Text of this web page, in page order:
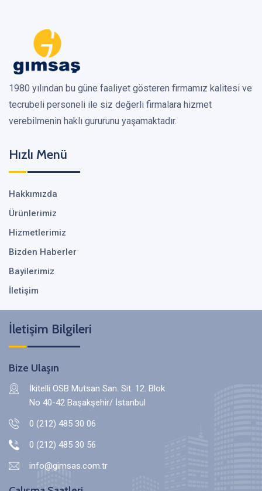
1980 yılından bu güne faaliyet gösteren firmamız kalitesi ve
tecrubeli personeli ile siz değerli firmalara hizmet
verebilmenin haklı gururunu yaşamaktadır.
Hızlı Menü
Hakkımızda
Ürünlerimiz
Hizmetlerimiz
Bizden Haberler
Bayilerimiz
İletişim
İletişim Bilgileri
Bize Ulaşın
İkitelli OSB Mutsan San. Sit. 12. Blok
No 40-42 Başakşehir/ İstanbul
0 (212) 485 30 06
0 (212) 485 30 56
info@gimsas.com.tr